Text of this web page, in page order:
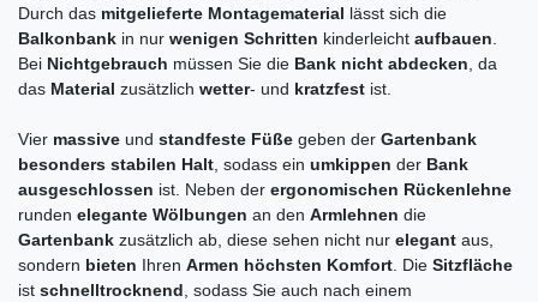
Durch das mitgelieferte Montagematerial lässt sich die
Balkonbank in nur wenigen Schritten kinderleicht aufbauen.
Bei Nichtgebrauch müssen Sie die Bank nicht abdecken, da
das Material zusätzlich wetter- und kratzfest ist.
Vier massive und standfeste Füße geben der Gartenbank
besonders stabilen Halt, sodass ein umkippen der Bank
ausgeschlossen ist. Neben der ergonomischen Rückenlehne
runden elegante Wölbungen an den Armlehnen die
Gartenbank zusätzlich ab, diese sehen nicht nur elegant aus,
sondern bieten Ihren Armen höchsten Komfort. Die Sitzfläche
ist schnelltrocknend, sodass Sie auch nach einem